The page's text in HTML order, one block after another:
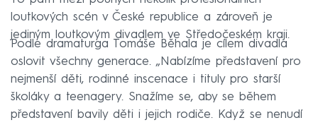
loutkových scén v České republice a zároveň je
jediným loutkovým divadlem ve Středočeském kraji.
Podle dramaturga Tomáše Běhala je cílem divadla
oslovit všechny generace. „Nabízíme představení pro
nejmenší děti, rodinné inscenace i tituly pro starší
školáky a teenagery. Snažíme se, aby se během
představení bavily děti i jejich rodiče. Když se nenudí